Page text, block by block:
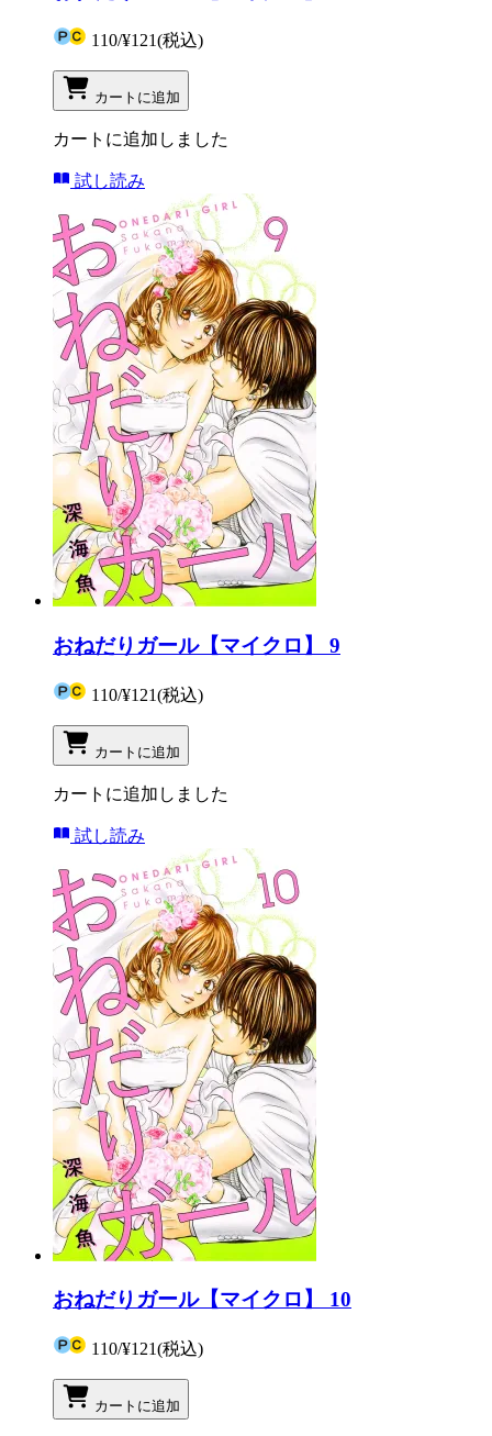
110/¥121(税込)
カートに追加
カートに追加しました
試し読み
おねだりガール【マイクロ】 9
110/¥121(税込)
カートに追加
カートに追加しました
試し読み
おねだりガール【マイクロ】 10
110/¥121(税込)
カートに追加